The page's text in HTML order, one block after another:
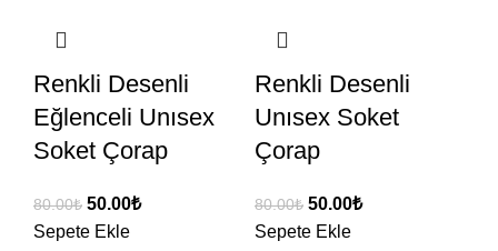
Renkli Desenli
Eğlenceli Unısex
Soket Çorap
80.00₺ 50.00₺
Sepete Ekle
Renkli Desenli
Unısex Soket
Çorap
80.00₺ 50.00₺
Sepete Ekle